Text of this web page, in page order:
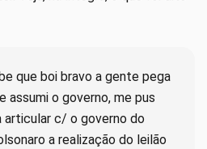
que boi bravo a gente pega
assumi o governo, me pus
articular c/ o governo do
a realização do leilão